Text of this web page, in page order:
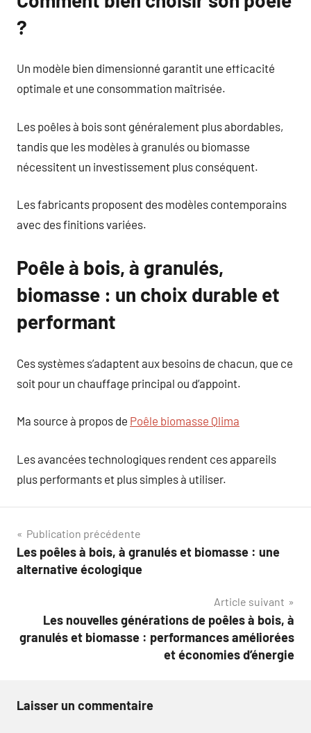
?
Un modèle bien dimensionné garantit une efficacité
optimale et une consommation maîtrisée.
Les poêles à bois sont généralement plus abordables,
tandis que les modèles à granulés ou biomasse
nécessitent un investissement plus conséquent.
Les fabricants proposent des modèles contemporains
avec des finitions variées.
Poêle à bois, à granulés,
biomasse : un choix durable et
performant
Ces systèmes s’adaptent aux besoins de chacun, que ce
soit pour un chauffage principal ou d’appoint.
Ma source à propos de Poêle biomasse Qlima
Les avancées technologiques rendent ces appareils
plus performants et plus simples à utiliser.
Navigation
de
Publication précédente
Les poêles à bois, à granulés et biomasse : une
alternative écologique
Article suivant
Les nouvelles générations de poêles à bois, à
granulés et biomasse : performances améliorées
et économies d’énergie
Laisser un commentaire